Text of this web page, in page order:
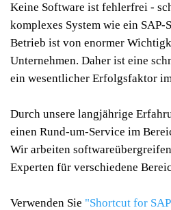
Keine Software ist fehlerfrei -
komplexes System wie ein SAP-
Betrieb ist von enormer
Unternehmen. Daher ist eine
ein wesentlicher Erfolgsfaktor
Durch unsere langjährige
einen Rund-um-Service im
Wir arbeiten
Experten für verschiedene
Verwenden Sie "Shortcut for